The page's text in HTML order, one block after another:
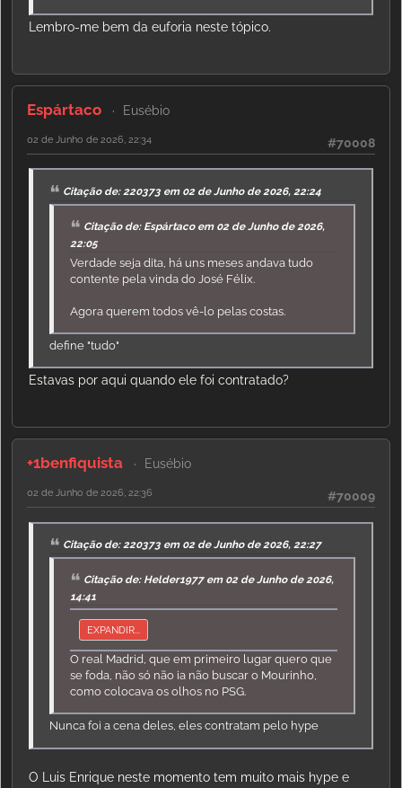
Lembro-me bem da euforia neste tópico.
Espártaco Eusébio
#70008
02 de Junho de 2026, 22:34
Citação de: 220373 em 02 de Junho de 2026, 22:24
Citação de: Espártaco em 02 de Junho de 2026,
22:05
Verdade seja dita, há uns meses andava tudo
contente pela vinda do José Félix.
Agora querem todos vê-lo pelas costas.
define "tudo"
Estavas por aqui quando ele foi contratado?
+1benfiquista Eusébio
#70009
02 de Junho de 2026, 22:36
Citação de: 220373 em 02 de Junho de 2026, 22:27
Citação de: Helder1977 em 02 de Junho de 2026,
14:41
EXPANDIR...
O real Madrid, que em primeiro lugar quero que
se foda, não só não ia não buscar o Mourinho,
como colocava os olhos no PSG.
Nunca foi a cena deles, eles contratam pelo hype
O Luis Enrique neste momento tem muito mais hype e